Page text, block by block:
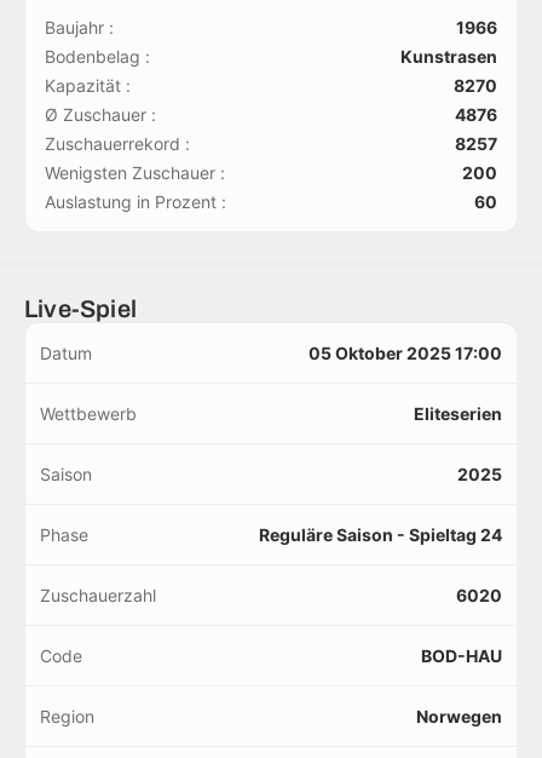
Baujahr :
1966
Bodenbelag :
Kunstrasen
Kapazität :
8270
Ø Zuschauer :
4876
Zuschauerrekord :
8257
Wenigsten Zuschauer :
200
Auslastung in Prozent :
60
Live-Spiel
Datum 05 Oktober 2025 17:00
Wettbewerb Eliteserien
Saison 2025
Phase Reguläre Saison - Spieltag 24
Zuschauerzahl 6020
Code BOD-HAU
Region Norwegen